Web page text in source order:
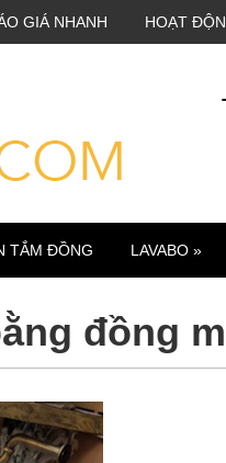
GIÁ NHANH HOẠT
TẮM ĐỒNG LAVABO »
đồng